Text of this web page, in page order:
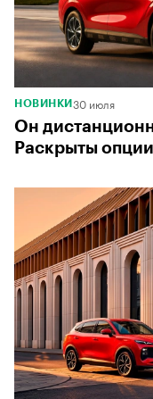
НОВИНКИ 30 июля
Он
Раскрыты